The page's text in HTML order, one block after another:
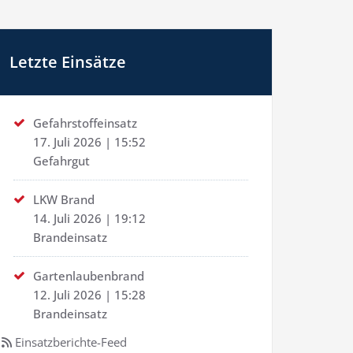
Letzte Einsätze
Gefahrstoffeinsatz
17. Juli 2026 | 15:52
Gefahrgut
LKW Brand
14. Juli 2026 | 19:12
Brandeinsatz
Gartenlaubenbrand
12. Juli 2026 | 15:28
Brandeinsatz
Einsatzberichte-Feed